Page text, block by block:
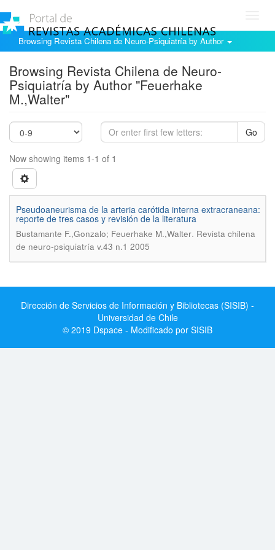
Browsing Revista Chilena de Neuro-Psiquiatría by Author
Browsing Revista Chilena de Neuro-
Psiquiatría by Author "Feuerhake
M.,Walter"
Go
Now showing items 1-1 of 1
Pseudoaneurisma de la arteria carótida interna extracraneana:
reporte de tres casos y revisión de la literatura
Bustamante F.,Gonzalo; Feuerhake M.,Walter. Revista chilena
de neuro-psiquiatría v.43 n.1 2005
Dirección de Servicios de Información y Bibliotecas (SISIB) -
Universidad de Chile
© 2019 Dspace - Modificado por SISIB